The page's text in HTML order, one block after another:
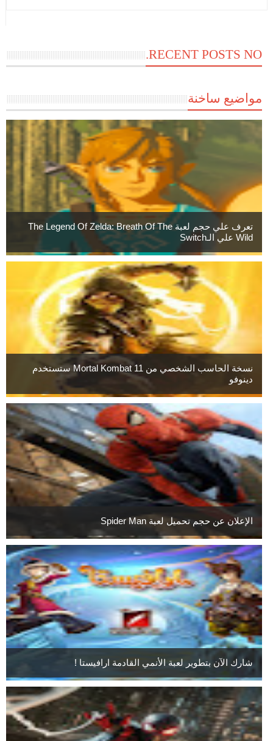
RECENT POSTS NO.
مواضيع ساخنة
تعرف علي حجم لعبة The Legend Of Zelda: Breath Of The
Wild علي الـSwitch
نسخة الحاسب الشخصي من Mortal Kombat 11 ستستخدم
دينوفو
الإعلان عن حجم تحميل لعبة Spider Man
شارك الآن بتطوير لعبة الأنمي القادمة ارافيستا !